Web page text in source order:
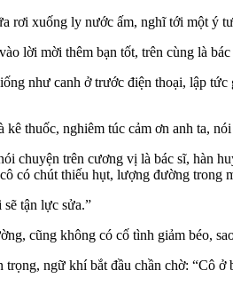
rơi xuống ly nước ấm, nghĩ tới một ý
lời mời thêm bạn tốt, trên cùng là
như canh ở trước điện thoại, lập
thuốc, nghiêm túc cảm ơn anh ta,
chuyện trên cương vị là bác sĩ, hàn
có chút thiếu hụt, lượng đường
tận lực sửa.”
cũng không có cố tình giảm béo,
ngữ khí bắt đầu chần chờ: “Cô